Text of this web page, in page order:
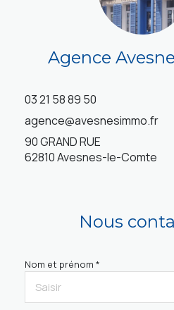
Agence
03 21 58 89 50
agence@avesnesimmo.fr
90 GRAND RUE
62810 Avesnes-le-Comte
Nous
Nom et prénom *